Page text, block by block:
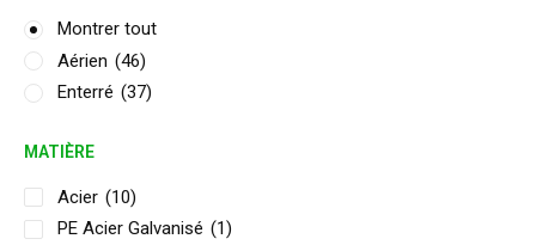
Montrer tout
Aérien (46)
Enterré (37)
MATIÈRE
Acier (10)
PE Acier Galvanisé (1)